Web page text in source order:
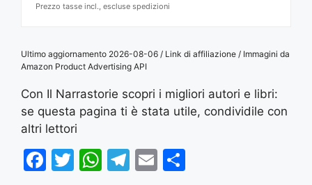
Prezzo tasse incl., escluse spedizioni
Ultimo aggiornamento 2026-08-06 / Link di affiliazione / Immagini da
Amazon Product Advertising API
Con Il Narrastorie scopri i migliori autori e libri:
se questa pagina ti è stata utile, condividile con
altri lettori
F
T
W T
E